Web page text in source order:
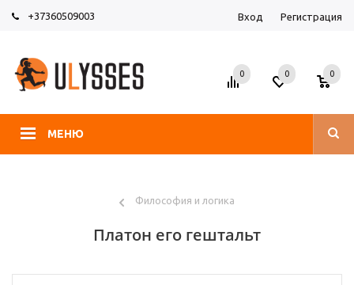
+37360509003 Вход Регистрация
МЕНЮ
0 0 0
Философия и логика
Платон его гештальт